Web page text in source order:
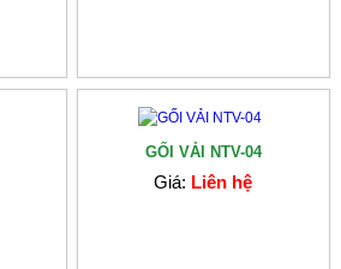
GỐI VẢI NTV-04
Giá: Liên hệ